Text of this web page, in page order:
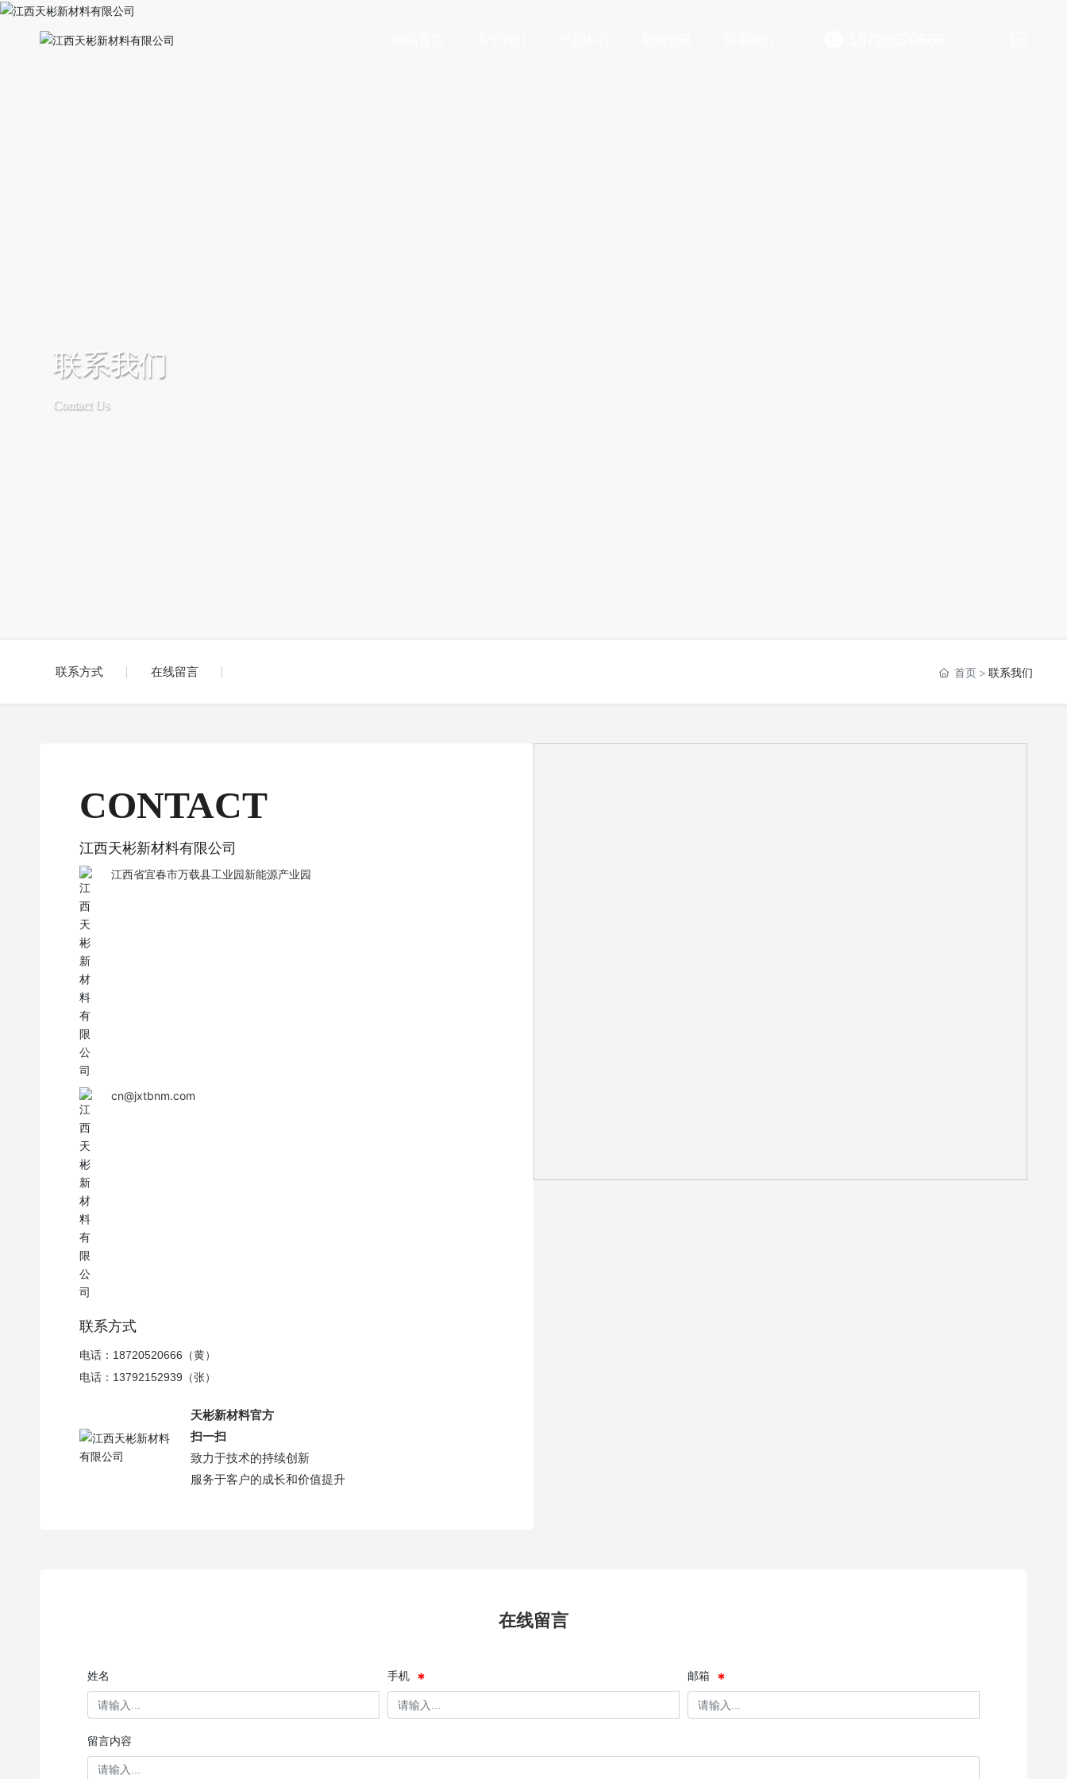
联系我们
Contact Us
联系方式 在线留言 首页 联系我们
CONTACT
江西天彬新材料有限公司
江西省宜春市万载县工业园新能源产业园
cn@jxtbnm.com
联系方式
电话：18720520666（黄）
电话：13792152939（张）
天彬新材料官方
扫一扫
致力于技术的持续创新
服务于客户的成长和价值提升
在线留言
姓名 手机 邮箱
留言内容